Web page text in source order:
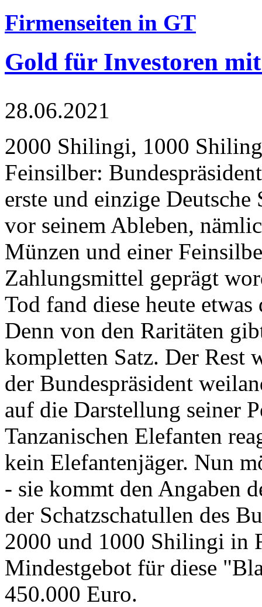
Firmenseiten in GT
Gold für Investoren
28.06.2021
2000 Shilingi, 1000
Feinsilber:
erste und einzige Deutsche
vor seinem Ableben,
Münzen und einer
Zahlungsmittel geprägt
Tod fand diese heute
Denn von den Raritäten
kompletten Satz. Der Rest
der Bundespräsident
auf die Darstellung seiner
Tanzanischen Elefanten
kein Elefantenjäger. Nun
- sie kommt den Angaben
der Schatzschatullen des
2000 und 1000 Shilingi in
Mindestgebot für diese
450.000 Euro.